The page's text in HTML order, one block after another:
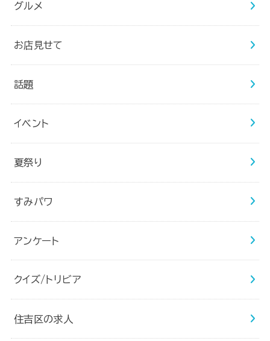
グルメ
お店見せて
話題
イベント
夏祭り
すみパワ
アンケート
クイズ/トリビア
住吉区の求人